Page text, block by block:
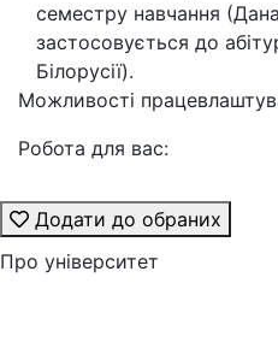
семестру навчання
застосовується до
Білорусії).
Можливості
Робота для вас:
Додати до обраних
Про університет